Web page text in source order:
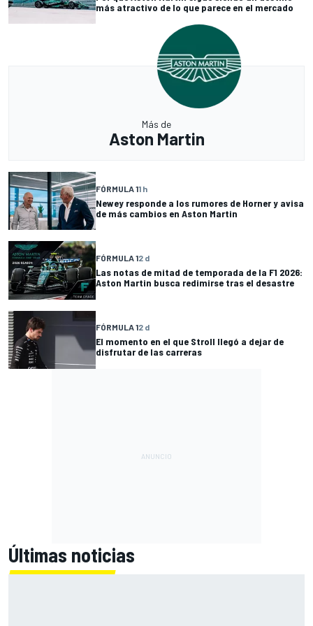
más atractivo de lo que parece en el mercado
Más de
Aston Martin
FÓRMULA 11 h
Newey responde a los rumores de Horner y avisa
de más cambios en Aston Martin
FÓRMULA 12 d
Las notas de mitad de temporada de la F1 2026:
Aston Martin busca redimirse tras el desastre
FÓRMULA 12 d
El momento en el que Stroll llegó a dejar de
disfrutar de las carreras
Últimas noticias